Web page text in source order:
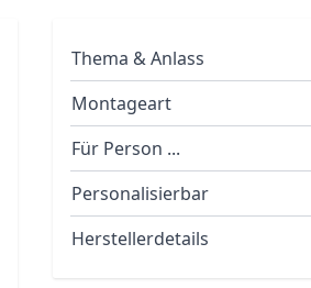
Thema & Anlass
Montageart
Für Person ...
Personalisierbar
Herstellerdetails